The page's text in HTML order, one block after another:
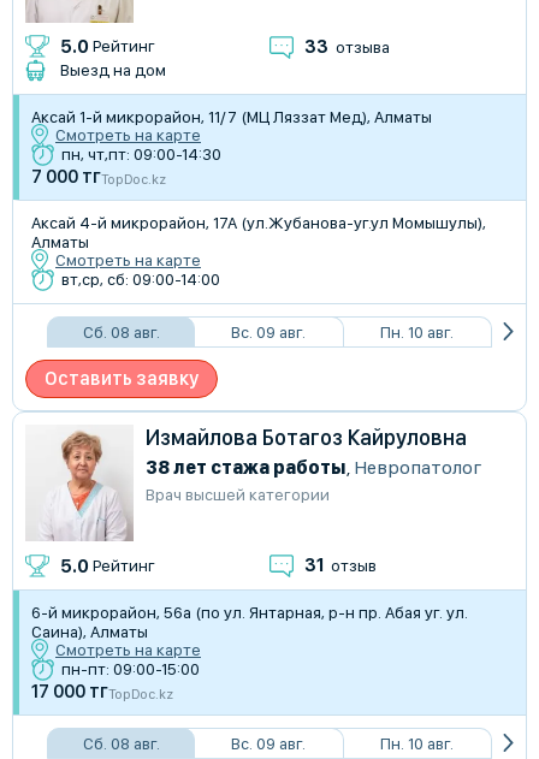
5.0 Рейтинг 33 отзыва
Выезд на дом
Аксай 1-й микрорайон, 11/7 (МЦ Ляззат Мед), Алматы
Смотреть на карте
пн, чт,пт: 09:00-14:30
7 000 тгTopDoc.kz
Аксай 4-й микрорайон, 17А (ул.Жубанова-уг.ул Момышулы),
Алматы
Смотреть на карте
вт,ср, сб: 09:00-14:00
Сб. 08 авг. Вс. 09 авг. Пн. 10 авг.
Оставить заявку
Измайлова Ботагоз Кайруловна
38 лет стажа работы Невропатолог
Врач высшей категории
5.0 Рейтинг 31 отзыв
​6-й микрорайон, 56а (по ул. Янтарная, р-н пр. Абая уг. ул.
Саина), Алматы
Смотреть на карте
пн-пт: 09:00-15:00
17 000 тгTopDoc.kz
Сб. 08 авг. Вс. 09 авг. Пн. 10 авг.